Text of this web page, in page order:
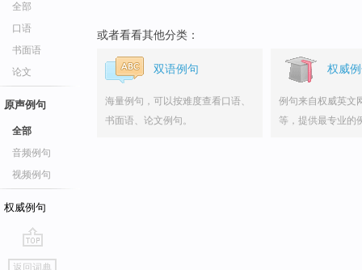
全部
口语
书面语
论文
原声例句
全部
音频例句
视频例句
权威例句
go
或者看看其他分类：
双语例句
海量例句，可以按难度查看口语、
书面语、论文例句。
权威
例句来自权威英文
等，提供最专业的